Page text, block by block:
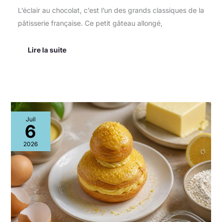
L’éclair au chocolat, c’est l’un des grands classiques de la
pâtisserie française. Ce petit gâteau allongé,
Lire la suite
Juil
6
2026
Religieuse
au
citron
:
recette
gourmande
et
facile